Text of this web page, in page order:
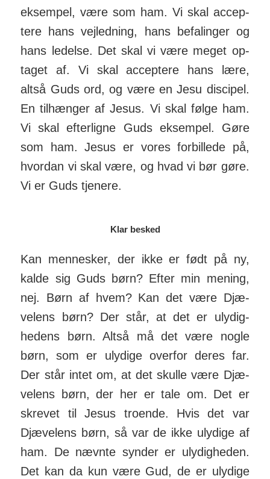
eksempel, være som ham. Vi skal accep­
tere hans vej­ledning, hans be­fal­inger og
hans ledelse. Det skal vi være meget op­
taget af. Vi skal accep­tere hans lære,
altså Guds ord, og være en Jesu dis­cipel.
En til­hænger af Jesus. Vi skal følge ham.
Vi skal efter­ligne Guds eksempel. Gøre
som ham. Jesus er vores for­billede på,
hvordan vi skal være, og hvad vi bør gøre.
Vi er Guds tje­nere.
Klar besked
Kan men­nesker, der ikke er født på ny,
kalde sig Guds børn? Efter min me­ning,
nej. Børn af hvem? Kan det være Djæ­
velens børn? Der står, at det er uly­dig­
hedens børn. Altså må det være nogle
børn, som er ulydige overfor deres far.
Der står intet om, at det skulle være Djæ­
velens børn, der her er tale om. Det er
skrevet til Jesus troende. Hvis det var
Djævelens børn, så var de ikke ulydige af
ham. De nævnte synder er uly­dig­heden.
Det kan da kun være Gud, de er ulydige